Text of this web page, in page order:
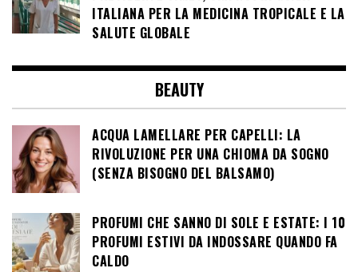
ITALIANA PER LA MEDICINA TROPICALE E LA
SALUTE GLOBALE
BEAUTY
ACQUA LAMELLARE PER CAPELLI: LA
RIVOLUZIONE PER UNA CHIOMA DA SOGNO
(SENZA BISOGNO DEL BALSAMO)
PROFUMI CHE SANNO DI SOLE E ESTATE: I 10
PROFUMI ESTIVI DA INDOSSARE QUANDO FA
CALDO